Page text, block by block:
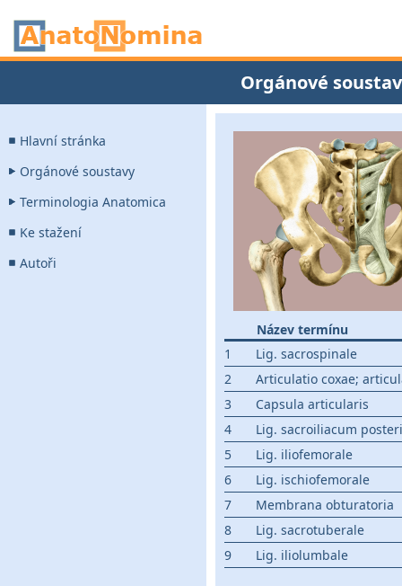
Orgánové
Hlavní stránka
Orgánové soustavy
Terminologia Anatomica
Ke stažení
Autoři
Název termínu
1
Lig. sacrospinale
2
Articulatio coxae;
3
Capsula articularis
4
Lig. sacroiliacum
5
Lig. iliofemorale
6
Lig. ischiofemorale
7
Membrana obturatoria
8
Lig. sacrotuberale
9
Lig. iliolumbale